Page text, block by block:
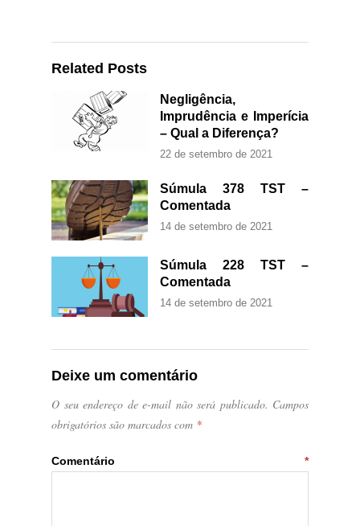
Related Posts
Negligência,
Imprudência e Imperícia
– Qual a Diferença?
22 de setembro de 2021
Súmula 378 TST –
Comentada
14 de setembro de 2021
Súmula 228 TST –
Comentada
14 de setembro de 2021
Deixe um comentário
O seu endereço de e-mail não será publicado. Campos
obrigatórios são marcados com *
Comentário *